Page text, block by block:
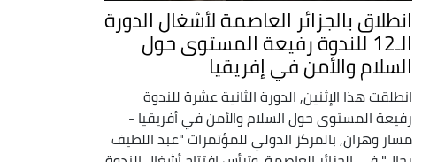
انطلاق بالجزائر العاصمة لأشغال الدورة
الـ12 للندوة رفيعة المستوى حول
السلام والأمن في إفريقيا
انطلقت هذا الإثنين, الدورة الثانية عشرة للندوة
رفيعة المستوى حول السلام والأمن في أفريقيا -
مسار وهران, بالمركز الدولي للمؤتمرات "عبد اللطيف